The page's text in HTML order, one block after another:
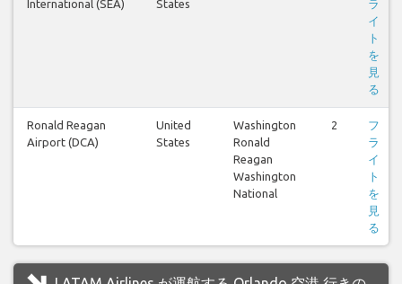
International (SEA) States
ラ
イ
ト
を
見
る
Ronald Reagan
Airport (DCA)
United
States
Washington
Ronald
Reagan
Washington
National
2
フ
ラ
イ
ト
を
見
る